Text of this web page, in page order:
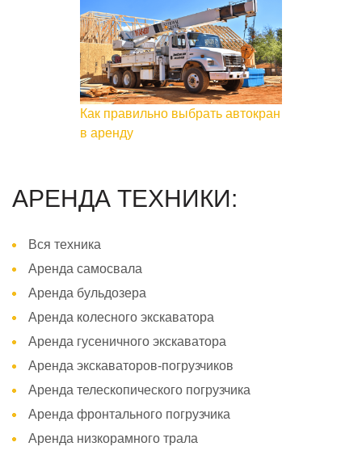
Как правильно выбрать автокран
в аренду
АРЕНДА ТЕХНИКИ:
Вся техника
Аренда самосвала
Аренда бульдозера
Аренда колесного экскаватора
Аренда гусеничного экскаватора
Аренда экскаваторов-погрузчиков
Аренда телескопического погрузчика
Аренда фронтального погрузчика
Аренда низкорамного трала